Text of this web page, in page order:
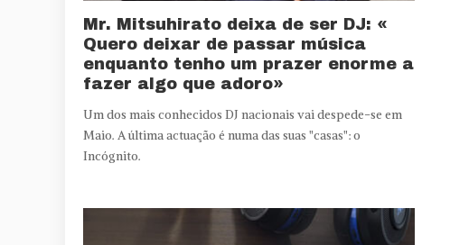
Mr. Mitsuhirato deixa de ser DJ: «
Quero deixar de passar música
enquanto tenho um prazer enorme a
fazer algo que adoro»
Um dos mais conhecidos DJ nacionais vai despede-se em
Maio. A última actuação é numa das suas "casas": o
Incógnito.